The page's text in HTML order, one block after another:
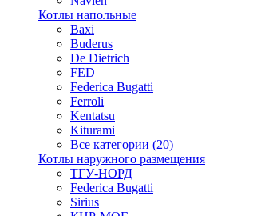
Котлы напольные
Baxi
Buderus
De Dietrich
FED
Federica Bugatti
Ferroli
Kentatsu
Kiturami
Все категории (20)
Котлы наружного размещения
ТГУ-НОРД
Federica Bugatti
Sirius